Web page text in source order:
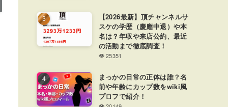
【2026最新】頂チャンネルサ
スケの学歴（慶應中退）や本
名は？年収や来店公約、最近
の活動まで徹底調査！
25351
まっかの日常の正体は誰？名
前や年齢にカップ数をwiki風
プロフで紹介！